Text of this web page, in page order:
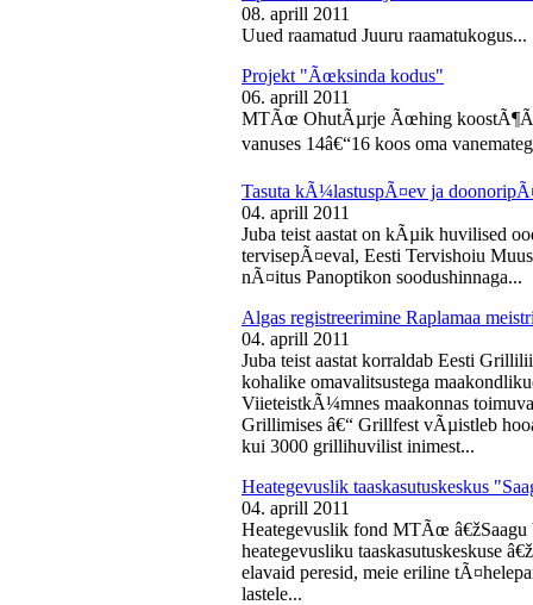
08. aprill 2011
Uued raamatud Juuru raamatukogus...
Projekt "Ãœksinda kodus"
06. aprill 2011
MTÃœ OhutÃµrje Ãœhing
vanuses 14â€“16 koos oma
Tasuta kÃ¼lastuspÃ¤ev ja
04. aprill 2011
Juba teist aastat on kÃµik huvilised
tervisepÃ¤eval, Eesti Tervishoiu
nÃ¤itus Panoptikon soodushinnaga...
Algas registreerimine Raplamaa
04. aprill 2011
Juba teist aastat korraldab Eesti
kohalike omavalitsustega
ViieteistkÃ¼mnes maakonnas
Grillimises â€“ Grillfest vÃµistleb
kui 3000 grillihuvilist inimest...
Heategevuslik taaskasutuskeskus
04. aprill 2011
Heategevuslik fond MTÃœ â€žSaagu
heategevusliku taaskasutuskeskuse
elavaid peresid, meie eriline
lastele...